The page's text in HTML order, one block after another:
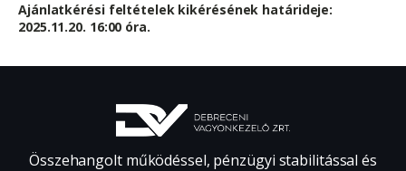
Ajánlatkérési feltételek kikérésének határideje:
2025.11.20. 16:00 óra.
Összehangolt működéssel, pénzügyi stabilitással és